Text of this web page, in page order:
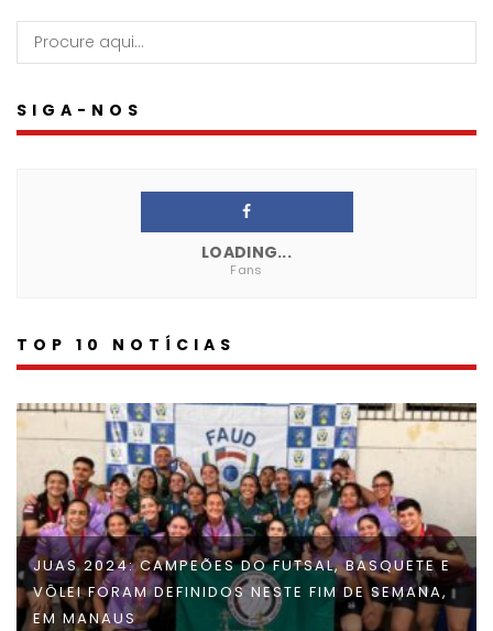
SIGA-NOS
LOADING...
Fans
TOP 10 NOTÍCIAS
JUAS 2024: CAMPEÕES DO FUTSAL, BASQUETE E
VÔLEI FORAM DEFINIDOS NESTE FIM DE SEMANA,
EM MANAUS